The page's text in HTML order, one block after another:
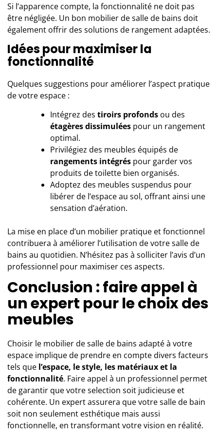
Si l’apparence compte, la fonctionnalité ne doit pas
être négligée. Un bon mobilier de salle de bains doit
également offrir des solutions de rangement adaptées.
Idées pour maximiser la
fonctionnalité
Quelques suggestions pour améliorer l’aspect pratique
de votre espace :
Intégrez des tiroirs profonds ou des
étagères dissimulées pour un rangement
optimal.
Privilégiez des meubles équipés de
rangements intégrés pour garder vos
produits de toilette bien organisés.
Adoptez des meubles suspendus pour
libérer de l’espace au sol, offrant ainsi une
sensation d’aération.
La mise en place d’un mobilier pratique et fonctionnel
contribuera à améliorer l’utilisation de votre salle de
bains au quotidien. N’hésitez pas à solliciter l’avis d’un
professionnel pour maximiser ces aspects.
Conclusion : faire appel à
un expert pour le choix des
meubles
Choisir le mobilier de salle de bains adapté à votre
espace implique de prendre en compte divers facteurs
tels que l’espace, le style, les matériaux et la
fonctionnalité. Faire appel à un professionnel permet
de garantir que votre selection soit judicieuse et
cohérente. Un expert assurera que votre salle de bain
soit non seulement esthétique mais aussi
fonctionnelle, en transformant votre vision en réalité.